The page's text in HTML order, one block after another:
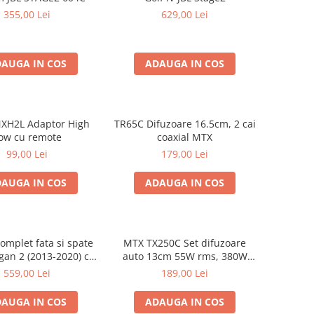
355,00 Lei
IN COS
629,00 Lei
ADAUGA IN COS
Adaptor High
cu remote
99,00 Lei
IN COS
TR65C Difuzoare 16.5cm, 2 cai
coaxial MTX
179,00 Lei
ADAUGA IN COS
fata si spate
2 (2013-2020) cu
Zero Ferrum
559,00 Lei
IN COS
MTX TX250C Set difuzoare
auto 13cm 55W rms, 380W
peak
189,00 Lei
ADAUGA IN COS